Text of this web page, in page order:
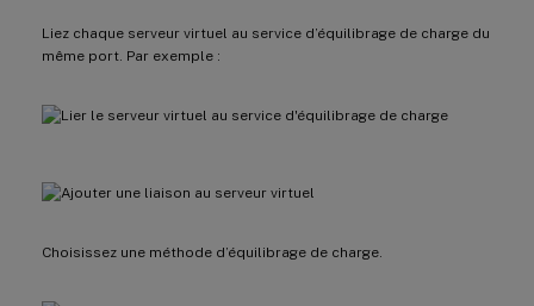
Liez chaque serveur virtuel au service d’équilibrage de charge du
même port. Par exemple :
Choisissez une méthode d’équilibrage de charge.